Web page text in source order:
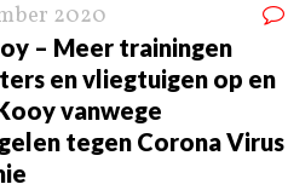
2020
– Meer trainingen
en vliegtuigen op en
vanwege
tegen Corona Virus